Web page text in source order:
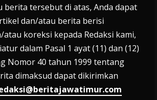
berita tersebut di atas, Anda dapat
dan/atau berita berisi
koreksi kepada Redaksi kami,
dalam Pasal 1 ayat (11) dan (12)
Nomor 40 tahun 1999 tentang
dimaksud dapat dikirimkan